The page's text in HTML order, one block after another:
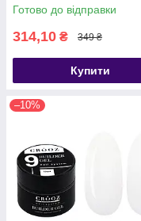
Готово до відправки
314,10 ₴ 349 ₴
Купити
–10%